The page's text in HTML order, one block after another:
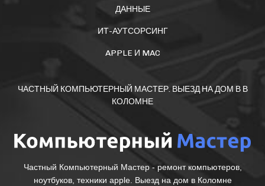
ДАННЫЕ
ИТ-АУТСОРСИНГ
APPLE И MAC
ЧАСТНЫЙ КОМПЬЮТЕРНЫЙ МАСТЕР. ВЫЕЗД НА ДОМ В В
КОЛОМНЕ
Частный Компьютерный Мастер - ремонт компьютеров,
ноутбуков, техники apple. Выезд на дом в Коломне